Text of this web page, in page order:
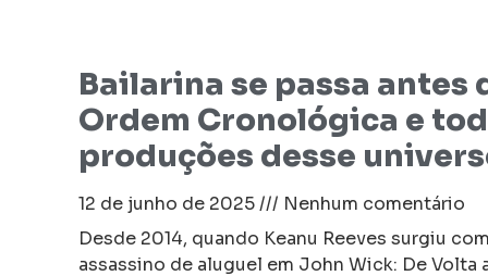
Bailarina se passa antes
Ordem Cronológica e
produções desse
12 de junho de 2025
Nenhum comentário
Desde 2014, quando Keanu Reeves surgiu
assassino de aluguel em John Wick: De Volta